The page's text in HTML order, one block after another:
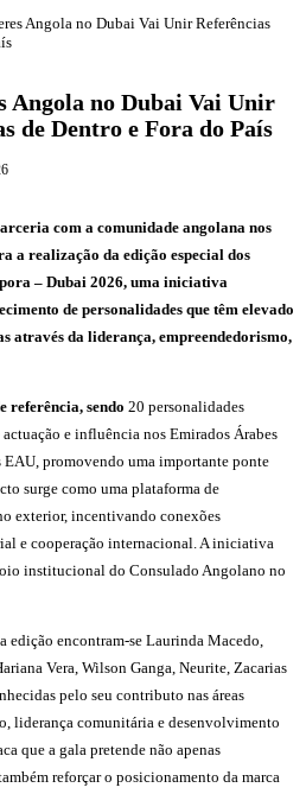
Angola no Dubai Vai Unir Referências
Angola no Dubai Vai Unir
de Dentro e Fora do País
com a comunidade angolana nos
a realização da edição especial dos
– Dubai 2026, uma iniciativa
de personalidades que têm elevado
através da liderança, empreendedorismo,
referência, sendo 20 personalidades
e influência nos Emirados Árabes
EAU, promovendo uma importante ponte
surge como uma plataforma de
exterior, incentivando conexões
e cooperação internacional. A iniciativa
institucional do Consulado Angolano no
edição encontram-se Laurinda Macedo,
Vera, Wilson Ganga, Neurite, Zacarias
pelo seu contributo nas áreas
liderança comunitária e desenvolvimento
que a gala pretende não apenas
reforçar o posicionamento da marca